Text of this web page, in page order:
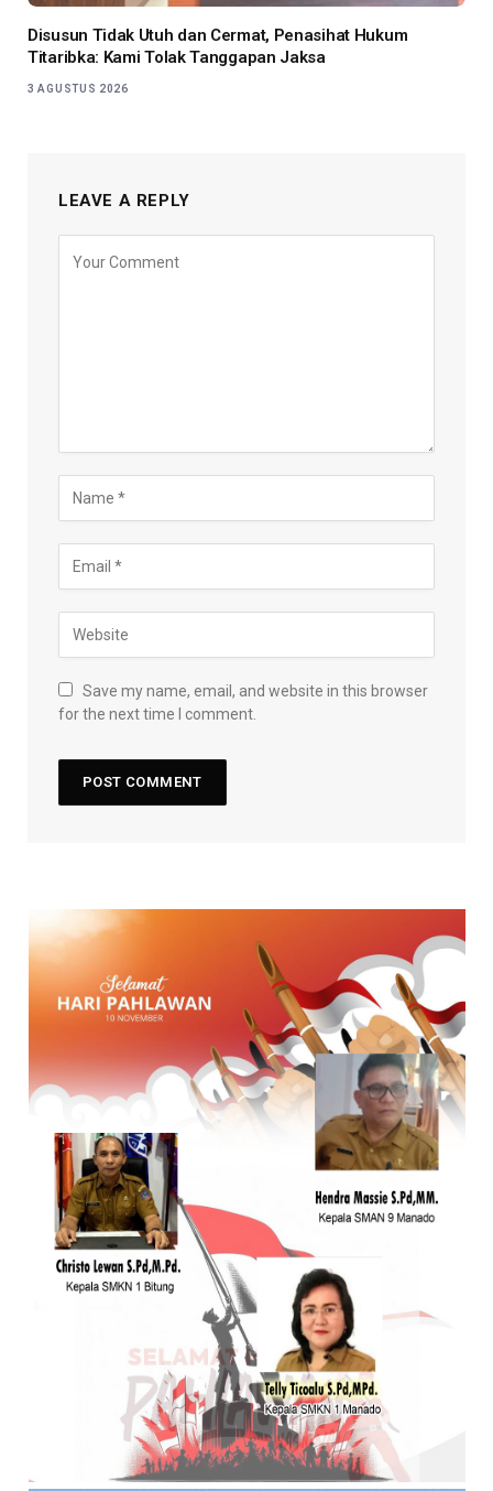
Disusun Tidak Utuh dan Cermat, Penasihat Hukum
Titaribka: Kami Tolak Tanggapan Jaksa
3 AGUSTUS 2026
LEAVE A REPLY
Save my name, email, and website in this browser
for the next time I comment.